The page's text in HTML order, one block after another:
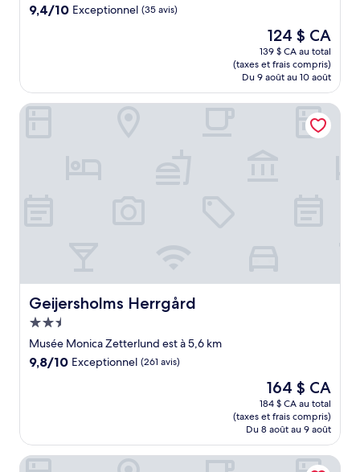
9.4
9,4/10 Exceptionnel (35 avis)
Le
prix
est
de
124 $ CA
124 $ CA
139 $ CA au total
(taxes et frais compris)
Du 9 août au 10 août
Geijersholms Herrgård
Geijersholms Herrgård
Hébergement
2.5 étoiles
Musée Monica Zetterlund est à 5,6 km
9.8
9,8/10 Exceptionnel (261 avis)
Le
prix
est
de
164 $ CA
164 $ CA
184 $ CA au total
(taxes et frais compris)
Du 8 août au 9 août
Geijersholms Herrgård
Varmland Hotel